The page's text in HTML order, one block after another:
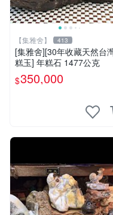
【集雅舍】 413
[集雅舍][30年收藏天然台
糕玉] 年糕石 1477公克
$350,000